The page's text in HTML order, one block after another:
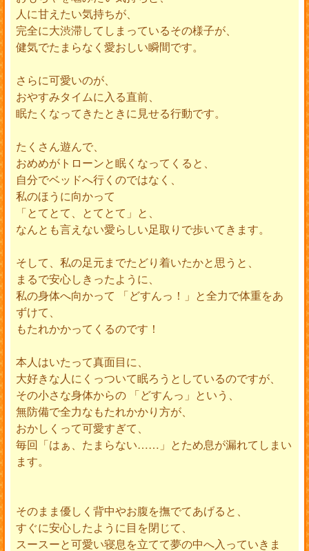
人に甘えたい気持ちが、
完全に大渋滞してしまっているその様子が、
健気でたまらなく愛おしい瞬間です。
さらに可愛いのが、
おやすみタイムに入る直前、
眠たくなってきたときに見せる行動です。
たくさん遊んで、
おめめがトローンと眠くなってくると、
自分でベッドへ行くのではなく、
私のほうに向かって
「とてとて、とてとて」と、
なんとも言えない愛らしい足取りで歩いてきます。
そして、私の足元までたどり着いたかと思うと、
まるで安心しきったように、
私の身体へ向かって 「どすんっ！」と全力で体重をあ
ずけて、
もたれかかってくるのです！
本人はいたって真面目に、
大好きな人にくっついて眠ろうとしているのですが、
その小さな身体からの 「どすんっ」という、
無防備で全力なもたれかかり方が、
おかしくって可愛すぎて、
毎回「はぁ、たまらない……」とため息が漏れてしまい
ます。
そのまま優しく背中やお腹を撫でてあげると、
すぐに安心したように目を閉じて、
スースーと可愛い寝息を立てて夢の中へ入っていきま